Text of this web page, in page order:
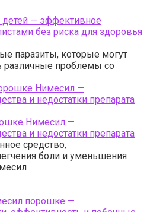
детей — эффективное
без риска для здоровья
паразиты, которые могут
различные проблемы со
Нимесил —
и недостатки препарата
средство,
боли и уменьшения
порошке —